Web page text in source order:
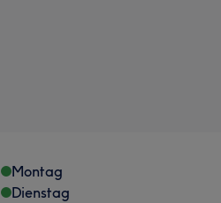
Montag
Dienstag